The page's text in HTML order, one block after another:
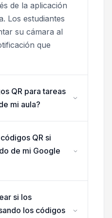
de la aplicación
Los estudiantes
su cámara al
que
QR para tareas
mi aula?
QR si
de mi Google
si los
los códigos